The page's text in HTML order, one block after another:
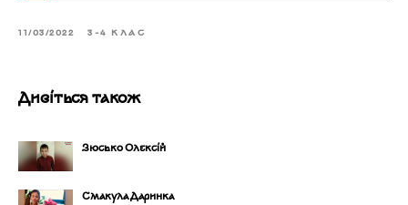
11/03/2022 3-4 КЛАС
Дивіться також
Зюсько Олексій
Смакула Даринка